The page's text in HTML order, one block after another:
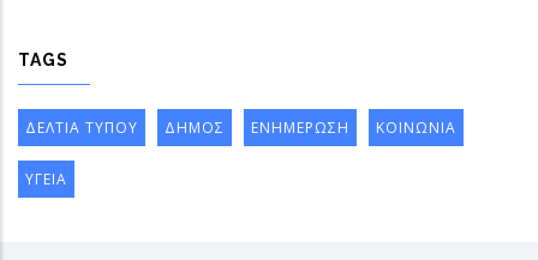
TAGS
ΔΕΛΤΙΑ ΤΥΠΟΥ ΔΗΜΟΣ ΕΝΗΜΕΡΩΣΗ ΚΟΙΝΩΝΙΑ
ΥΓΕΙΑ